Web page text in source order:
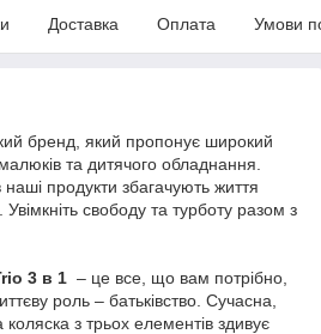
Доставка Оплата Умови
бренд, який пропонує широкий
та дитячого обладнання.
продукти збагачують життя
Увімкніть свободу та турботу разом з
3 в 1 – це все, що вам потрібно,
роль – батьківство. Сучасна,
з трьох елементів здивує